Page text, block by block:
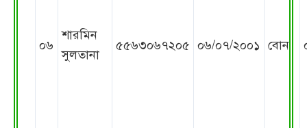
০৬
শারমিন
সুলতানা
৫৫৬৩০৬৭২০৫ ০৬/০৭/২০০১ বোন